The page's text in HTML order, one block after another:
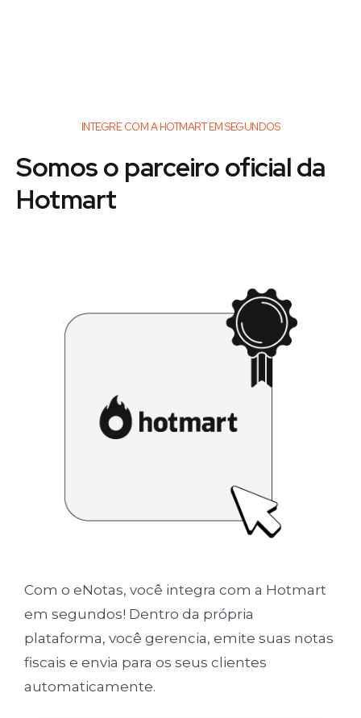
INTEGRE COM A HOTMART EM SEGUNDOS
Somos o parceiro oficial da
Hotmart
Com o eNotas, você integra com a Hotmart
em segundos! Dentro da própria
plataforma, você gerencia, emite suas notas
fiscais e envia para os seus clientes
automaticamente.